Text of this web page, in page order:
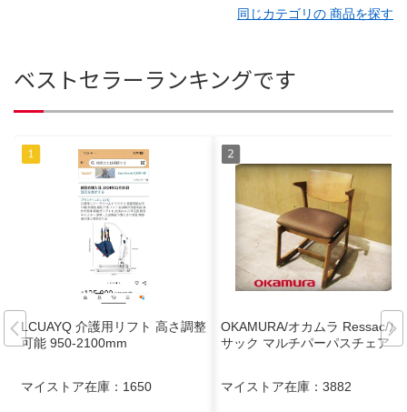
同じカテゴリの 商品を探す
ベストセラーランキングです
LCUAYQ 介護用リフト 高さ調整
可能 950-2100mm
マイストア在庫： 1650
OKAMURA/オカムラ Ressac/ル
サック マルチパーパスチェア
マイストア在庫： 3882